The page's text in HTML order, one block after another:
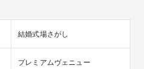
結婚式場さがし
プレミアムヴェニュー